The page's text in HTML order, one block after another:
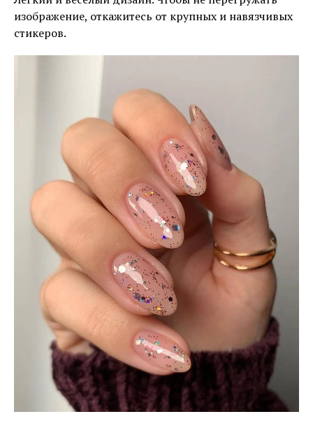
изображение, откажитесь от крупных и навязчивых
стикеров.